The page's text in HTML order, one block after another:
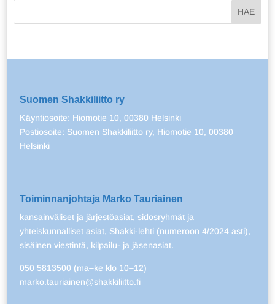
Suomen Shakkiliitto ry
Käyntiosoite: Hiomotie 10, 00380 Helsinki
Postiosoite: Suomen Shakkiliitto ry, Hiomotie 10, 00380
Helsinki
Toiminnanjohtaja Marko Tauriainen
kansainväliset ja järjestöasiat, sidosryhmät ja
yhteiskunnalliset asiat, Shakki-lehti (numeroon 4/2024 asti),
sisäinen viestintä, kilpailu- ja jäsenasiat.
050 5813500 (ma–ke klo 10–12)
marko.tauriainen@shakkiliitto.fi